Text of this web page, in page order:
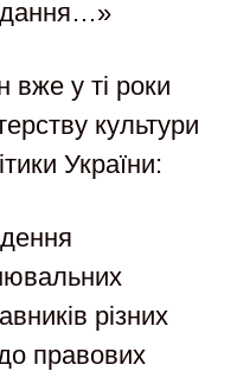
у ті роки
культури
України:
різних
правових